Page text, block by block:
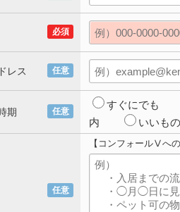
必須
任意
レス
任意
期
すぐにでも
内
いいも
任意
【コンフォールⅤへ